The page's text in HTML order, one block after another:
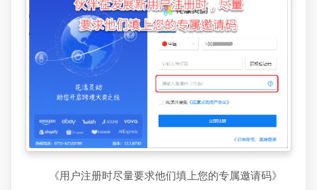
《用户注册时尽量要求他们填上您的专属邀请码》